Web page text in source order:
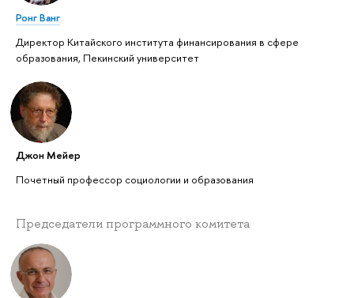
Ронг Ванг
Директор Китайского института финансирования в сфере
образования, Пекинский университет
Джон Мейер
Почетный профессор социологии и образования
Председатели программного комитета